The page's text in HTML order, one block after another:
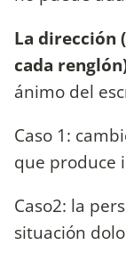
La dirección
cada
ánimo del
Caso 1:
que produce
Caso2: la
situación